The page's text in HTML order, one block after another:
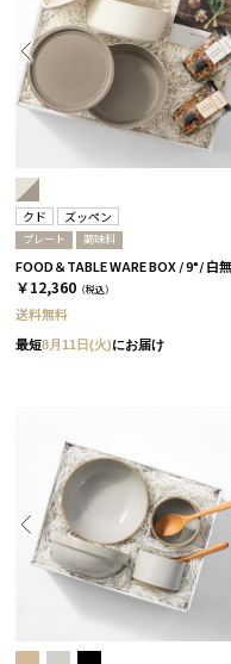
クド ズッペン
プレート 調味料
￥12,360 （税込）
送料無料
最短8月11日(火)にお届け